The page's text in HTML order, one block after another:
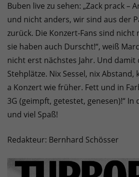
Buben live zu sehen: „Zack prack –
und nicht anders, wir sind aus der
zurück. Die Konzert-Fans sind
sie haben auch Durscht!“, weiß
nicht erst nächstes Jahr. Und damit
Stehplätze. Nix Sessel, nix Abstand,
a Konzert wie früher. Fett und in
3G (geimpft, getestet, genesen)!“ In
und viel Spaß!
Redakteur: Bernhard Schösser